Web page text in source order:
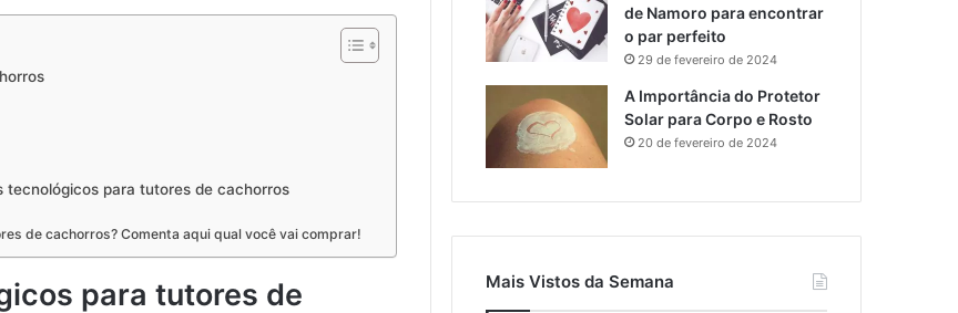
tecnológicos para tutores de cachorros
de cachorros? Comenta aqui qual você vai comprar!
para tutores de
de Namoro para encontrar
o par perfeito
29 de fevereiro de 2024
A Importância do Protetor
Solar para Corpo e Rosto
20 de fevereiro de 2024
Mais Vistos da Semana